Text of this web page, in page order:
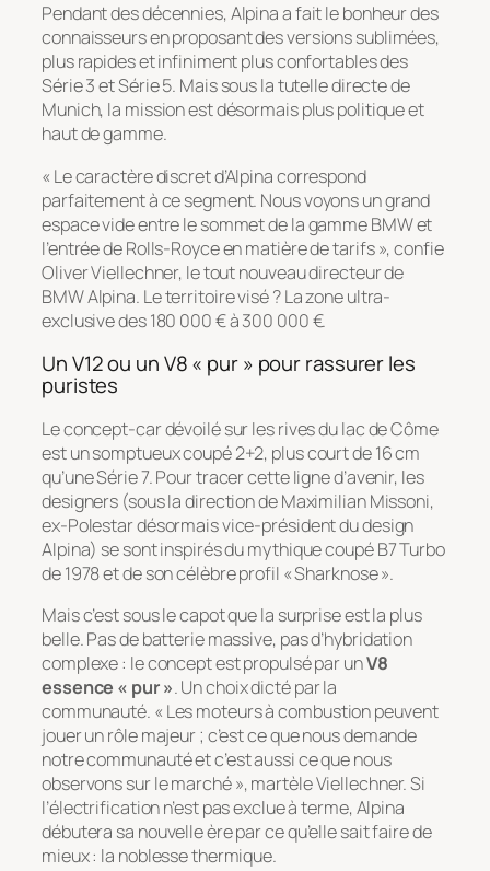
Pendant des décennies, Alpina a fait le bonheur des
connaisseurs en proposant des versions sublimées,
plus rapides et infiniment plus confortables des
Série 3 et Série 5. Mais sous la tutelle directe de
Munich, la mission est désormais plus politique et
haut de gamme.
« Le caractère discret d’Alpina correspond
parfaitement à ce segment. Nous voyons un grand
espace vide entre le sommet de la gamme BMW et
l’entrée de Rolls-Royce en matière de tarifs», confie
Oliver Viellechner, le tout nouveau directeur de
BMW Alpina. Le territoire visé ? La zone ultra-
exclusive des 180 000 € à 300 000 €.
Un V12 ou un V8 « pur » pour rassurer les
puristes
Le concept-car dévoilé sur les rives du lac de Côme
est un somptueux coupé 2+2, plus court de 16 cm
qu’une Série 7. Pour tracer cette ligne d’avenir, les
designers (sous la direction de Maximilian Missoni,
ex-Polestar désormais vice-président du design
Alpina) se sont inspirés du mythique coupé B7 Turbo
de 1978 et de son célèbre profil « Sharknose ».
Mais c’est sous le capot que la surprise est la plus
belle. Pas de batterie massive, pas d’hybridation
complexe : le concept est propulsé par unV8
essence « pur ». Un choix dicté par la
communauté. « Les moteurs à combustion peuvent
jouer un rôle majeur ; c’est ce que nous demande
notre communauté et c’est aussi ce que nous
observons sur le marché», martèle Viellechner. Si
l’électrification n’est pas exclue à terme, Alpina
débutera sa nouvelle ère par ce qu’elle sait faire de
mieux : la noblesse thermique.